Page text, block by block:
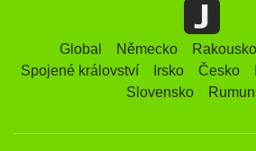
Global Německo Rakousko
Spojené království
Irsko Česko
Slovensko